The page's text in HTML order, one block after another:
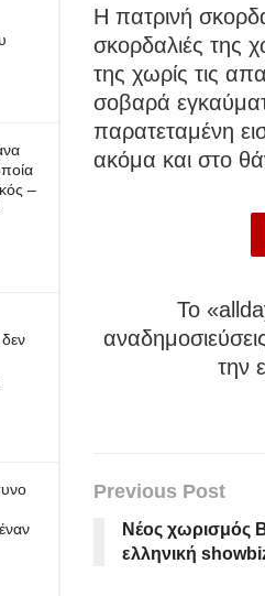
–
Η πατρινή
σκορδαλιές της
της χωρίς τις
σοβαρά
παρατεταμένη
ακόμα και στο
To
την
Previous Post
Νέος
ελληνική